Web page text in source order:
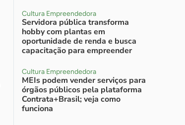
Cultura Empreendedora
Servidora pública transforma
hobby com plantas em
oportunidade de renda e busca
capacitação para empreender
Cultura Empreendedora
MEIs podem vender serviços para
órgãos públicos pela plataforma
Contrata+Brasil; veja como
funciona